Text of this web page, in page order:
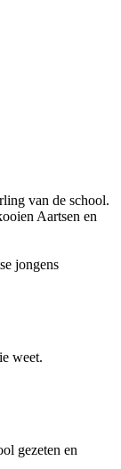
van de school.
Aartsen en
jongens
weet.
gezeten en